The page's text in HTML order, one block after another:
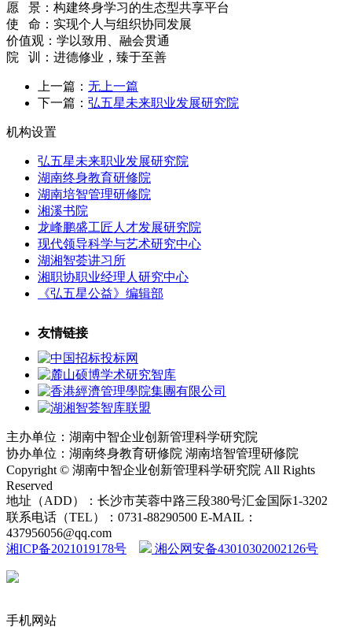
愿 景：构建终身学习的生态型共享平台
使 命：实现个人与组织协同发展
价值观：学以致用、融会贯通
院 训：进德修业，臻于至善
上一篇： 无上一篇
下一篇： 弘五星未来职业发展研究院
机构设置
弘五星未来职业发展研究院
湖南终身教育研修院
湖南培智管理研修院
湘溪书院
龙峰鹏盛工匠人才发展研究院
现代领导科学与艺术研究中心
湖湘智荟讲习所
湘职协职业经理人研究中心
《弘五星公益》编辑部
友情链接
主办单位：湖南中智企业创新管理科学研究院
协办单位：湖南终身教育研修院 湖南培智管理研修院
Copyright © 湖南中智企业创新管理科学研究院 All Rights
Reserved
地址（ADD）：长沙市芙蓉中路三段380号汇金国际1-3202
联系电话（TEL）：0731-88290500 E-MAIL：
437956056@qq.com
湘ICP备2021019178号
湘公网安备43010302002126号
手机网站